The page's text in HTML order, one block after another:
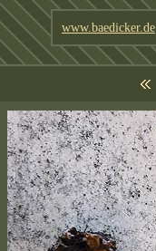
www.baedicker.de